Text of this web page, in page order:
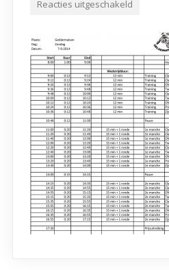
Reacties uitgeschakeld